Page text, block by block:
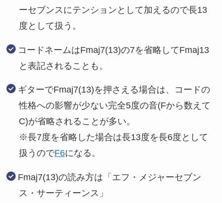
ーセブンスにテンションとして加えるので長13
度として扱う。
コードネームはFmaj7(13)の7を省略してFmaj13
と表記されることも。
ギターでFmaj7(13)を押さえる場合は、コードの
性格への影響が少ない完全5度の音(Fから数えて
C)が省略されることが多い。
※長7度を省略した場合は長13度を長6度として
扱うのでF6になる。
Fmaj7(13)の読み方は「エフ・メジャーセブン
ス・サーティーンス」